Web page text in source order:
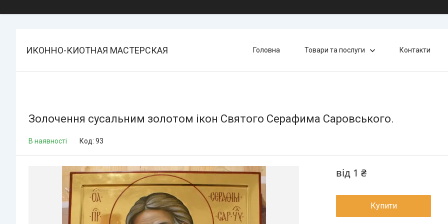
ИКОННО-КИОТНАЯ МАСТЕРСКАЯ Головна Товари та послуги Контакти
Золочення сусальним золотом ікон Святого Серафима Саровського.
В наявності Код: 93
від 1 ₴
Купити